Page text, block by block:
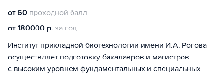
от 60 проходной балл
от 180000 р. за год
Институт прикладной биотехнологии имени И.А. Рогова
осуществляет подготовку бакалавров и магистров
с высоким уровнем фундаментальных и специальных